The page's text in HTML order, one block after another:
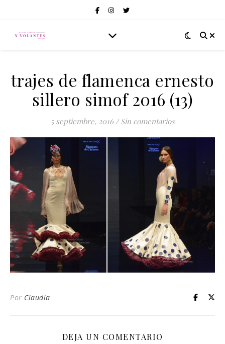
trajes de flamenca ernesto
sillero simof 2016 (13)
5 septiembre, 2016 / Sin comentarios
Por Claudia
DEJA UN COMENTARIO